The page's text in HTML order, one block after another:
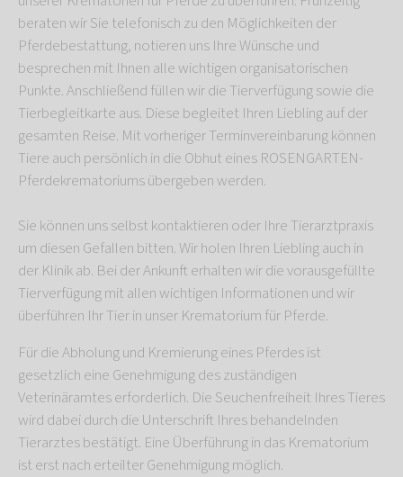
beraten wir Sie telefonisch zu den Möglichkeiten der
Pferdebestattung, notieren uns Ihre Wünsche und
besprechen mit Ihnen alle wichtigen organisatorischen
Punkte. Anschließend füllen wir die Tierverfügung sowie die
Tierbegleitkarte aus. Diese begleitet Ihren Liebling auf der
gesamten Reise. Mit vorheriger Terminvereinbarung können
Tiere auch persönlich in die Obhut eines ROSENGARTEN-
Pferdekrematoriums übergeben werden.
Sie können uns selbst kontaktieren oder Ihre Tierarztpraxis
um diesen Gefallen bitten. Wir holen Ihren Liebling auch in
der Klinik ab. Bei der Ankunft erhalten wir die vorausgefüllte
Tierverfügung mit allen wichtigen Informationen und wir
überführen Ihr Tier in unser Krematorium für Pferde.
Für die Abholung und Kremierung eines Pferdes ist
gesetzlich eine Genehmigung des zuständigen
Veterinäramtes erforderlich. Die Seuchenfreiheit Ihres Tieres
wird dabei durch die Unterschrift Ihres behandelnden
Tierarztes bestätigt. Eine Überführung in das Krematorium
ist erst nach erteilter Genehmigung möglich.